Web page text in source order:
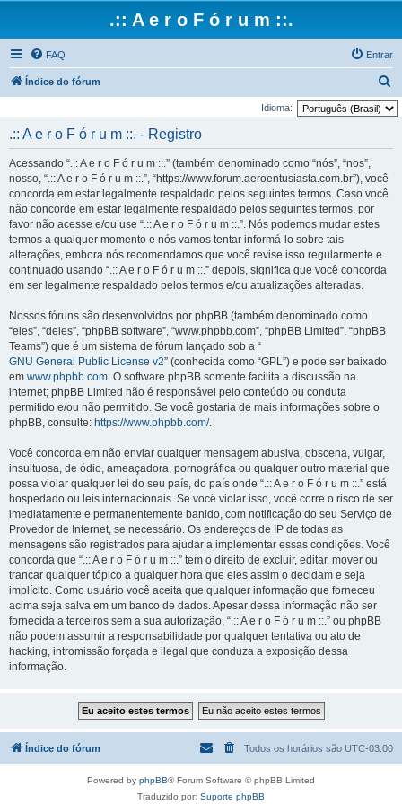
.:: A e r o F ó r u m ::.
FAQ Entrar
Índice do fórum
e
Idioma:
.:: A e r o F ó r u m ::. - Registro
Acessando “.:: A e r o F ó r u m ::.” (também denominado como “nós”, “nos”,
nosso, “.:: A e r o F ó r u m ::.”, “https://www.forum.aeroentusiasta.com.br”), você
concorda em estar legalmente respaldado pelos seguintes termos. Caso você
não concorde em estar legalmente respaldado pelos seguintes termos, por
favor não acesse e/ou use “.:: A e r o F ó r u m ::.”. Nós podemos mudar estes
termos a qualquer momento e nós vamos tentar informá-lo sobre tais
alterações, embora nós recomendamos que você revise isso regularmente e
continuado usando “.:: A e r o F ó r u m ::.” depois, significa que você concorda
em ser legalmente respaldado pelos termos e/ou atualizações alteradas.
Nossos fóruns são desenvolvidos por phpBB (também denominado como
“eles”, “deles”, “phpBB software”, “www.phpbb.com”, “phpBB Limited”, “phpBB
Teams”) que é um sistema de fórum lançado sob a “
GNU General Public License v2” (conhecida como “GPL”) e pode ser baixado
em www.phpbb.com. O software phpBB somente facilita a discussão na
internet; phpBB Limited não é responsável pelo conteúdo ou conduta
permitido e/ou não permitido. Se você gostaria de mais informações sobre o
phpBB, consulte: https://www.phpbb.com/.
Você concorda em não enviar qualquer mensagem abusiva, obscena, vulgar,
insultuosa, de ódio, ameaçadora, pornográfica ou qualquer outro material que
possa violar qualquer lei do seu país, do país onde “.:: A e r o F ó r u m ::.” está
hospedado ou leis internacionais. Se você violar isso, você corre o risco de ser
imediatamente e permanentemente banido, com notificação do seu Serviço de
Provedor de Internet, se necessário. Os endereços de IP de todas as
mensagens são registrados para ajudar a implementar essas condições. Você
concorda que “.:: A e r o F ó r u m ::.” tem o direito de excluir, editar, mover ou
trancar qualquer tópico a qualquer hora que eles assim o decidam e seja
implícito. Como usuário você aceita que qualquer informação que forneceu
acima seja salva em um banco de dados. Apesar dessa informação não ser
fornecida a terceiros sem a sua autorização, “.:: A e r o F ó r u m ::.” ou phpBB
não podem assumir a responsabilidade por qualquer tentativa ou ato de
hacking, intromissão forçada e ilegal que conduza a exposição dessa
informação.
Índice do fórum Todos os horários são UTC-03:00
Powered by phpBB® Forum Software © phpBB Limited
Traduzido por: Suporte phpBB